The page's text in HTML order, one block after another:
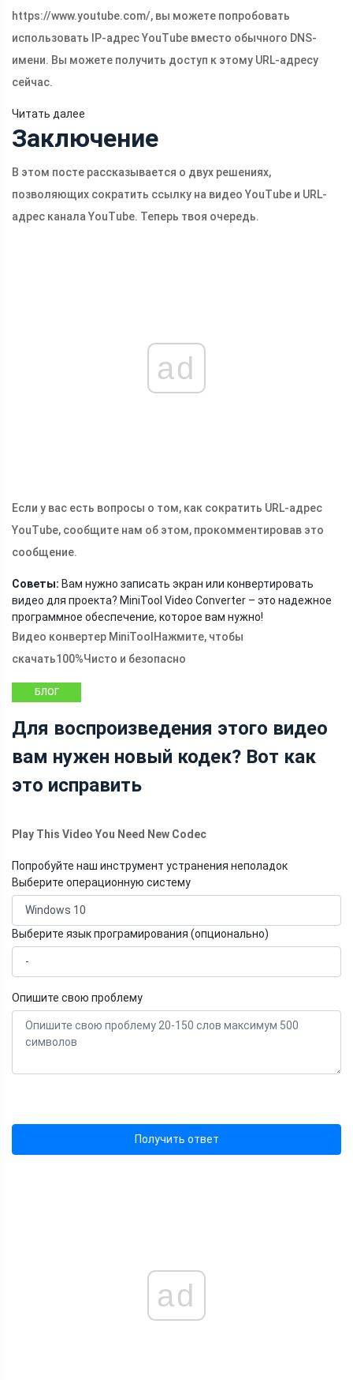
https://www.youtube.com/, вы можете попробовать
использовать IP-адрес YouTube вместо обычного DNS-
имени. Вы можете получить доступ к этому URL-адресу
сейчас.
Читать далее
Заключение
В этом посте рассказывается о двух решениях,
позволяющих сократить ссылку на видео YouTube и URL-
адрес канала YouTube. Теперь твоя очередь.
ad
Если у вас есть вопросы о том, как сократить URL-адрес
YouTube, сообщите нам об этом, прокомментировав это
сообщение.
Советы: Вам нужно записать экран или конвертировать
видео для проекта? MiniTool Video Converter – это надежное
программное обеспечение, которое вам нужно!
Видео конвертер MiniTool Нажмите, чтобы
скачать100%Чисто и безопасно
БЛОГ
Для воспроизведения этого видео
вам нужен новый кодек? Вот как
это исправить
Play This Video You Need New Codec
Попробуйте наш инструмент устранения неполадок
Выберите операционную систему
Выберите язык програмирования (опционально)
Опишите свою проблему
Получить ответ
ad